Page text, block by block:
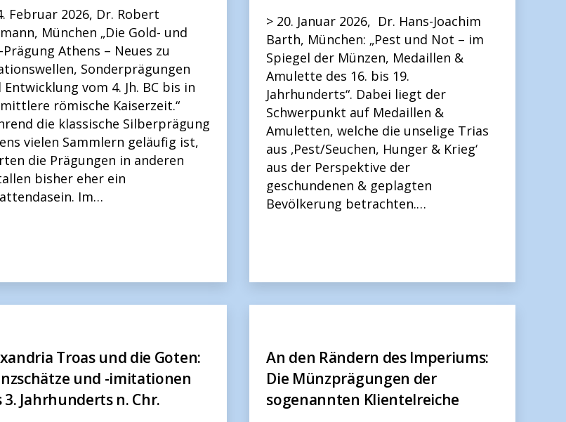
Februar 2026, Dr. Robert
München „Die Gold- und
Prägung Athens – Neues zu
Sonderprägungen
Entwicklung vom 4. Jh. BC bis in
römische Kaiserzeit.“
die klassische Silberprägung
vielen Sammlern geläufig ist,
die Prägungen in anderen
bisher eher ein
Im…
> 20. Januar 2026, Dr. Hans-Joachim
Barth, München: „Pest und Not – im
Spiegel der Münzen, Medaillen &
Amulette des 16. bis 19.
Jahrhunderts“. Dabei liegt der
Schwerpunkt auf Medaillen &
Amuletten, welche die unselige Trias
aus ‚Pest/Seuchen, Hunger & Krieg‘
aus der Perspektive der
geschundenen & geplagten
Bevölkerung betrachten.…
Troas und die Goten:
und -imitationen
3. Jahrhunderts n. Chr.
An den Rändern des Imperiums:
Die Münzprägungen der
sogenannten Klientelreiche